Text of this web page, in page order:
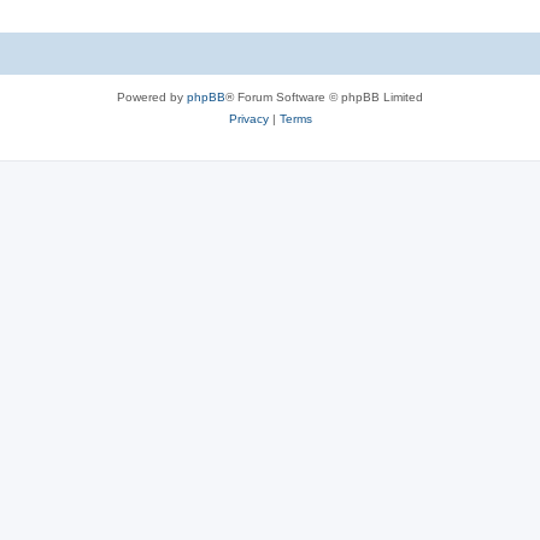
Powered by phpBB® Forum Software © phpBB Limited
Privacy| Terms